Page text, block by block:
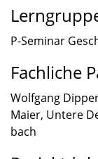
P-Seminar
Fachliche
Wolfgang
Maier, Untere
bach